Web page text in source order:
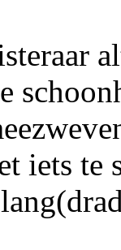
iets te